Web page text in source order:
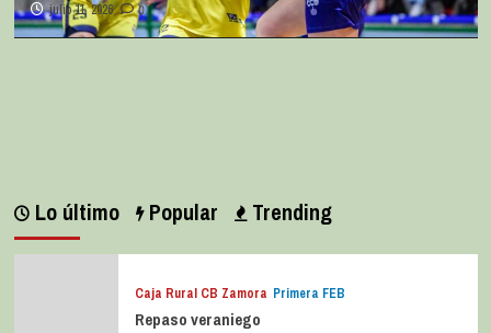
julio 11, 2026 0
Lo último Popular Trending
Caja Rural CB Zamora Primera FEB
Repaso veraniego